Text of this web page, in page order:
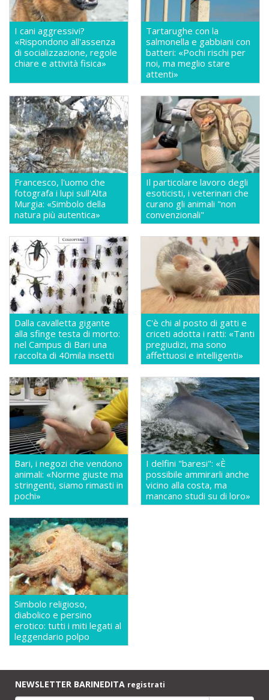
I cani aggressivi?
«Rispondono all'assenza
di socializzazione, regole
chiare e attività fisica»
Tartarughe con la
salmonella e gabbiani con
batteri: «Pochi rischi per
noi, ma meglio stare
attenti»
Francesco, l'uomo che
fotografa i lupi sull'Alta
Murgia: «Simbolo della
natura più autentica»
Il particolare lavoro degli
esoticisti, i veterinari che
curano gli animali "non
convenzionali"
Dalla cavalletta gigante
alla sfinge testa di morto:
nel Campus di Bari una
raccolta di 40mila insetti
C'è chi al posto di gatti e
criceti adotta i ratti: «Tanti
pregiudizi, ma sono
affettuosi e intelligenti»
Bari, i negozi che vendono
animali: «Norme giuste ma
stringenti, siamo rimasti in
pochi»
I delfini "baresi": «È
possibile ammirarli anche
vicino alla costa, ma
mancano studi su di loro»
Simbolo religioso,
diabolico e persino
erotico: tutti i miti legati al
leggendario polpo
NEWSLETTER BARINEDITA registrati